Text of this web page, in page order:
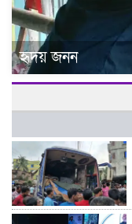
হৃদয় জনন